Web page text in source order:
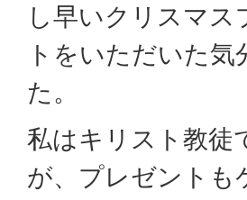
し早いクリスマス
トをいただいた気
た。
私はキリスト教徒
が、プレゼントも